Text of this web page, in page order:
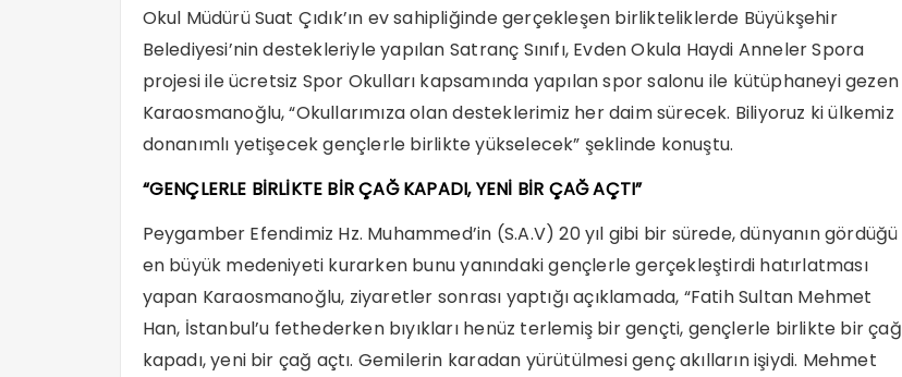
Okul Müdürü Suat Çıdık’ın ev sahipliğinde gerçekleşen birlikteliklerde Büyükşehir
Belediyesi’nin destekleriyle yapılan Satranç Sınıfı, Evden Okula Haydi Anneler Spora
projesi ile ücretsiz Spor Okulları kapsamında yapılan spor salonu ile kütüphaneyi gezen
Karaosmanoğlu, “Okullarımıza olan desteklerimiz her daim sürecek. Biliyoruz ki ülkemiz
donanımlı yetişecek gençlerle birlikte yükselecek” şeklinde konuştu.
“GENÇLERLE BİRLİKTE BİR ÇAĞ KAPADI, YENİ BİR ÇAĞ AÇTI”
Peygamber Efendimiz Hz. Muhammed’in (S.A.V) 20 yıl gibi bir sürede, dünyanın gördüğü
en büyük medeniyeti kurarken bunu yanındaki gençlerle gerçekleştirdi hatırlatması
yapan Karaosmanoğlu, ziyaretler sonrası yaptığı açıklamada, “Fatih Sultan Mehmet
Han, İstanbul’u fethederken bıyıkları henüz terlemiş bir gençti, gençlerle birlikte bir çağ
kapadı, yeni bir çağ açtı. Gemilerin karadan yürütülmesi genç akılların işiydi. Mehmet